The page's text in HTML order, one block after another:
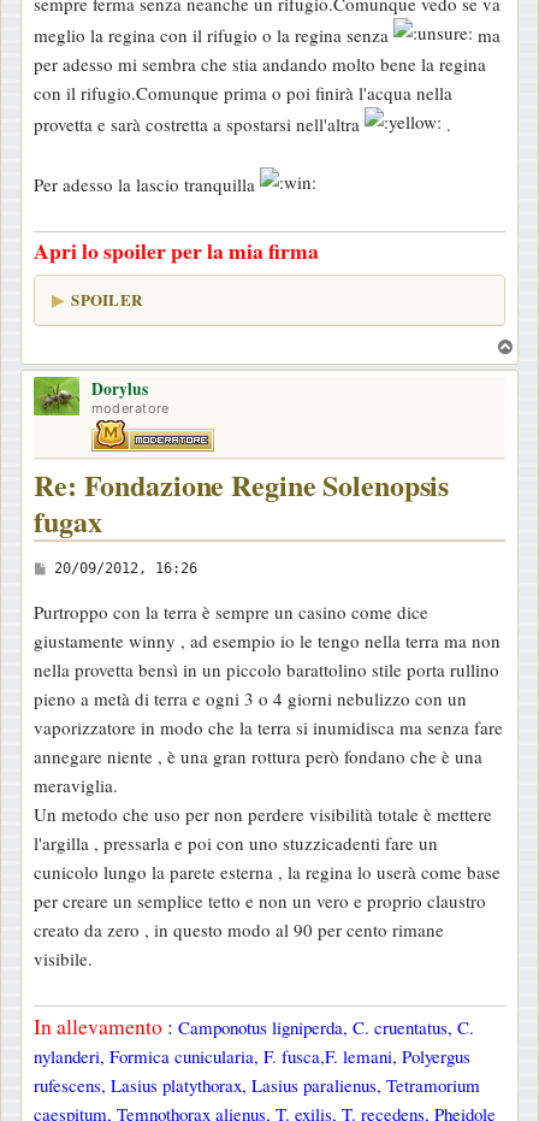
a
g
g
i
o
meglio la regina con il rifugio o la regina senza
ma
per adesso mi sembra che stia andando molto bene la regina
con il rifugio.Comunque prima o poi finirà l'acqua nella
provetta e sarà costretta a spostarsi nell'altra
.
Per adesso la lascio tranquilla
Apri lo spoiler per la mia firma
SPOILER
o
Dorylus
moderatore
Re: Fondazione Regine Solenopsis
fugax
M
s
s
a
g
g
i
o
20/09/2012, 16:26
Purtroppo con la terra è sempre un casino come dice
giustamente winny , ad esempio io le tengo nella terra ma non
nella provetta bensì in un piccolo barattolino stile porta rullino
pieno a metà di terra e ogni 3 o 4 giorni nebulizzo con un
vaporizzatore in modo che la terra si inumidisca ma senza fare
annegare niente , è una gran rottura però fondano che è una
meraviglia.
Un metodo che uso per non perdere visibilità totale è mettere
l'argilla , pressarla e poi con uno stuzzicadenti fare un
cunicolo lungo la parete esterna , la regina lo userà come base
per creare un semplice tetto e non un vero e proprio claustro
creato da zero , in questo modo al 90 per cento rimane
visibile.
In allevamento : Camponotus ligniperda, C. cruentatus, C.
nylanderi, Formica cunicularia, F. fusca,F. lemani, Polyergus
rufescens, Lasius platythorax, Lasius paralienus, Tetramorium
caespitum, Temnothorax alienus, T. exilis, T. recedens, Pheidole